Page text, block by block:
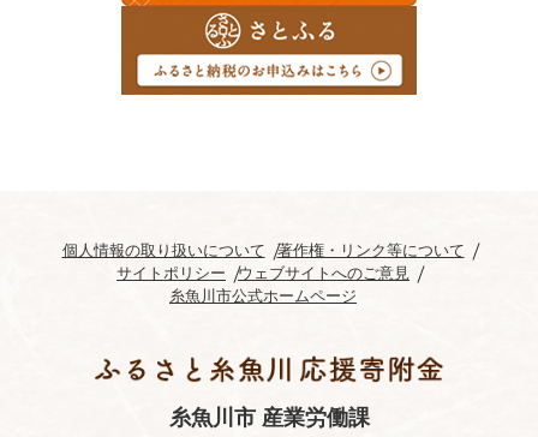
個人情報の取り扱いについて
著作権・リンク等について
サイトポリシー
ウェブサイトへのご意見
糸魚川市公式ホームページ
糸魚川市 産業労働課